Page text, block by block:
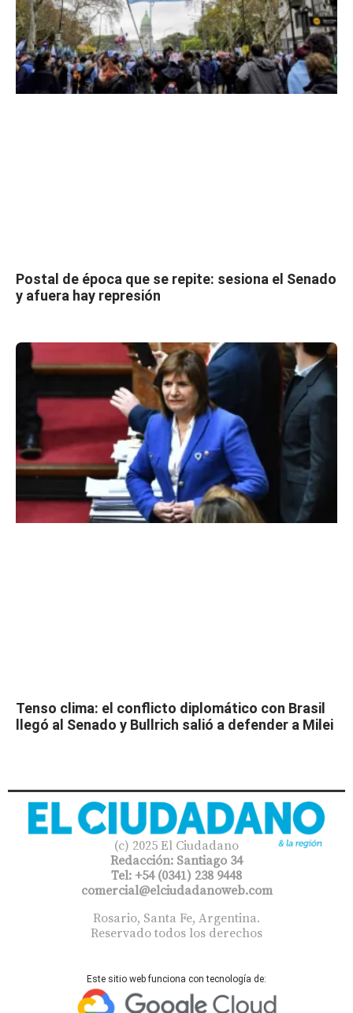
Postal de época que se repite: sesiona el Senado
y afuera hay represión
Tenso clima: el conflicto diplomático con Brasil
llegó al Senado y Bullrich salió a defender a Milei
(c) 2025 El Ciudadano
Redacción: Santiago 34
Tel: +54 (0341) 238 9448
comercial@elciudadanoweb.com​
Rosario, Santa Fe, Argentina.
Reservado todos los derechos
Este sitio web funciona con tecnología de: